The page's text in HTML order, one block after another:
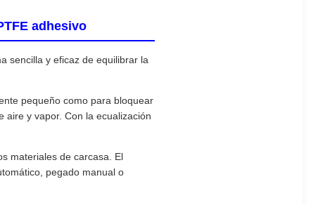
adhesivo
sencilla y eficaz de equilibrar la
pequeño como para bloquear
aire y vapor. Con la ecualización
materiales de carcasa. El
pegado manual o